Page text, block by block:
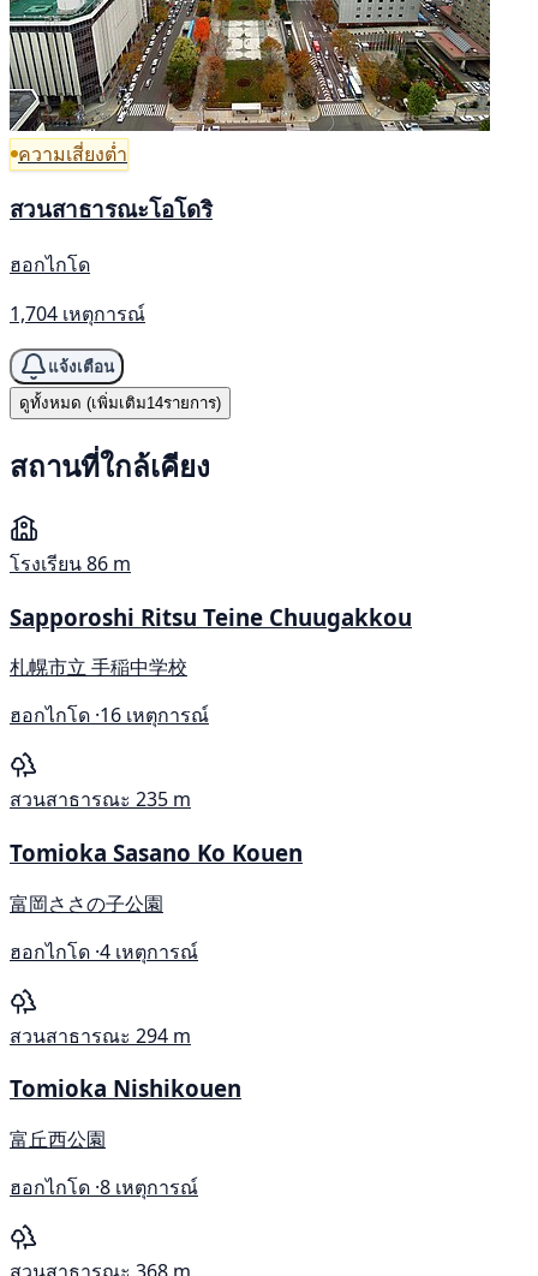
ความเสี่ยงต่ำ
สวนสาธารณะโอโดริ
ฮอกไกโด
1,704 เหตุการณ์
แจ้งเตือน
ดูทั้งหมด (เพิ่มเติม14รายการ)
สถานที่ใกล้เคียง
โรงเรียน86 m
Sapporoshi Ritsu Teine Chuugakkou
札幌市立 手稲中学校
ฮอกไกโด ·16 เหตุการณ์
สวนสาธารณะ 235 m
Tomioka Sasano Ko Kouen
富岡ささの子公園
ฮอกไกโด ·4 เหตุการณ์
สวนสาธารณะ 294 m
Tomioka Nishikouen
富丘西公園
ฮอกไกโด ·8 เหตุการณ์